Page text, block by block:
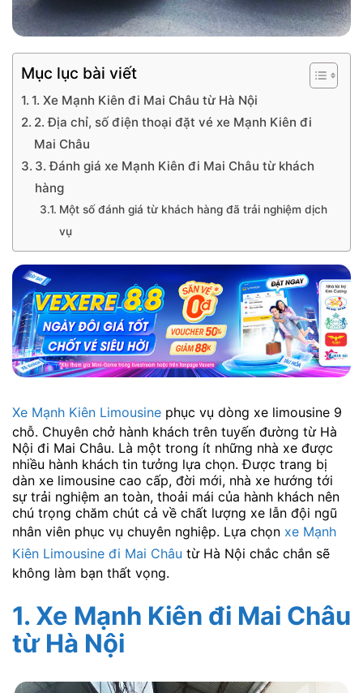
Mục lục bài viết
1. Xe Mạnh Kiên đi Mai Châu từ Hà Nội
2. Địa chỉ, số điện thoại đặt vé xe Mạnh Kiên đi
Mai Châu
3. Đánh giá xe Mạnh Kiên đi Mai Châu từ khách
hàng
Một số đánh giá từ khách hàng đã trải nghiệm dịch
vụ
Xe Mạnh Kiên Limousine phục vụ dòng xe limousine 9
chỗ. Chuyên chở hành khách trên tuyến đường từ Hà
Nội đi Mai Châu. Là một trong ít những nhà xe được
nhiều hành khách tin tưởng lựa chọn. Được trang bị
dàn xe limousine cao cấp, đời mới, nhà xe hướng tới
sự trải nghiệm an toàn, thoải mái của hành khách nên
chú trọng chăm chút cả về chất lượng xe lẫn đội ngũ
nhân viên phục vụ chuyên nghiệp. Lựa chọn xe Mạnh
Kiên Limousine đi Mai Châu từ Hà Nội chắc chắn sẽ
không làm bạn thất vọng.
1. Xe Mạnh Kiên đi Mai Châu
từ Hà Nội